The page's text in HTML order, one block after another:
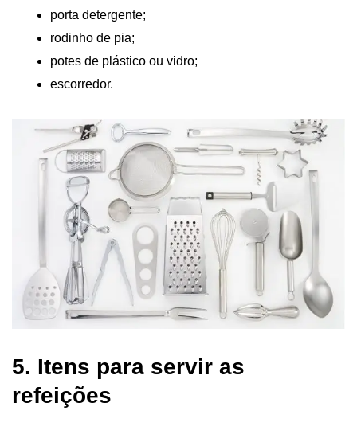
porta detergente;
rodinho de pia;
potes de plástico ou vidro;
escorredor.
5. Itens para servir as
refeições